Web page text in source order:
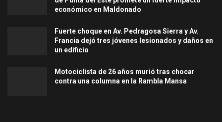
económico en Maldonado
Fuerte choque en Av. Pedragosa Sierra y Av.
Francia dejó tres jóvenes lesionados y daños en
un edificio
Motociclista de 26 años murió tras chocar
contra una columna en la Rambla Mansa